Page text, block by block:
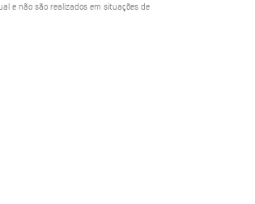
e não são realizados em situações de